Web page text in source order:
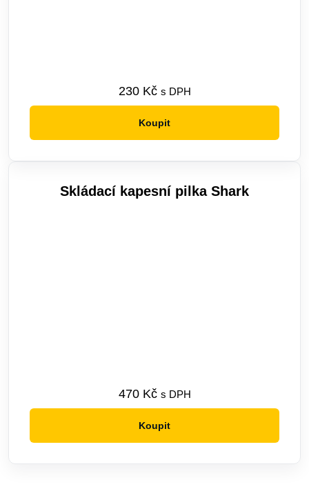
230 Kč s DPH
Koupit
Skládací kapesní pilka Shark
470 Kč s DPH
Koupit